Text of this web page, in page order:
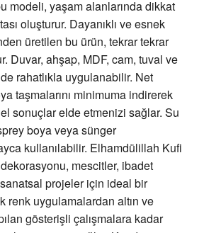
modeli, yaşam alanlarında dikkat
oluşturur. Dayanıklı ve esnek
üretilen bu ürün, tekrar tekrar
Duvar, ahşap, MDF, cam, tuval ve
rahatlıkla uygulanabilir. Net
taşmalarını minimuma indirerek
sonuçlar elde etmenizi sağlar. Su
boya veya sünger
kullanılabilir. Elhamdülillah Kufi
mescitler, ibadet
projeler için ideal bir
renk uygulamalardan altın ve
gösterişli çalışmalara kadar